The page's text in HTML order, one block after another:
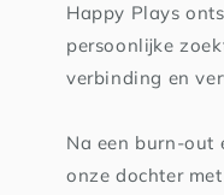
Happy Plays
persoonlijke
verbinding en
Na een burn-out
onze dochter